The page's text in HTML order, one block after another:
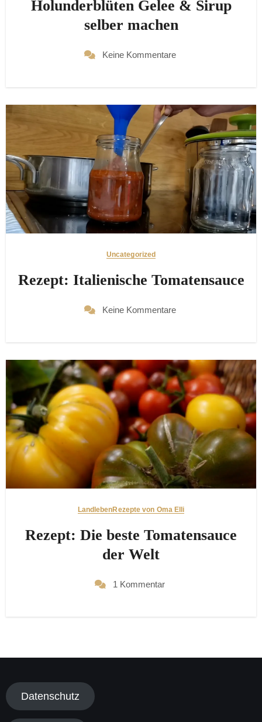
Holunderblüten Gelee & Sirup
selber machen
Keine Kommentare
Uncategorized
Rezept: Italienische Tomatensauce
Keine Kommentare
LandlebenRezepte von Oma Elli
Rezept: Die beste Tomatensauce
der Welt
1 Kommentar
Datenschutz